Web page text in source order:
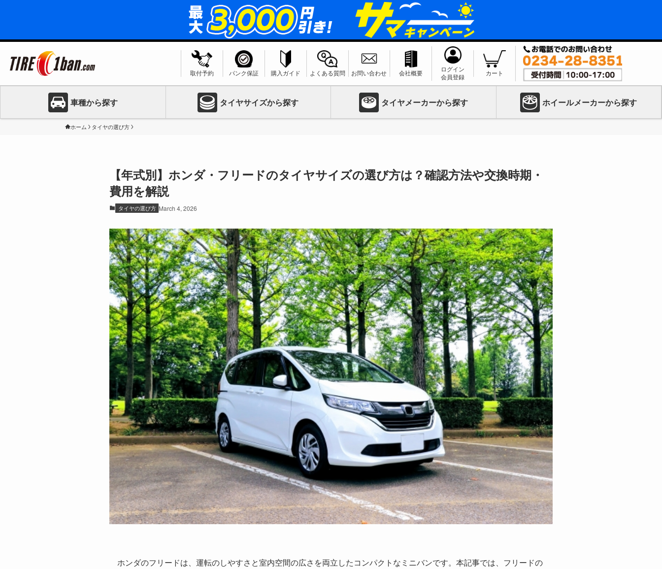
取付予約 パンク保証 購入ガイド よくある質問 お問い合わせ 会社概要
ログイン
会員登録
カート
車種から探す タイヤサイズから探す タイヤメーカーから探す ホイールメーカーから探す
ホーム タイヤの選び方
【年式別】ホンダ・フリードのタイヤサイズの選び方は？確認方法や交換時期・
費用を解説
タイヤの選び方 March 4, 2026
ホンダのフリードは、運転のしやすさと室内空間の広さを両立したコンパクトなミニバンです。本記事では、フリードの